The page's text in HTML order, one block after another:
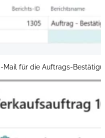
Mail für die Auftrags-